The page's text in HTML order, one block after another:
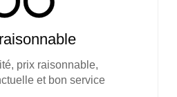
prix raisonnable,
et bon service